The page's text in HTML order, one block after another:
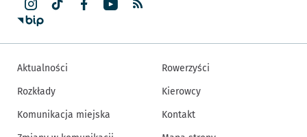
Aktualności
Rozkłady
Komunikacja miejska
Rowerzyści
Kierowcy
Kontakt